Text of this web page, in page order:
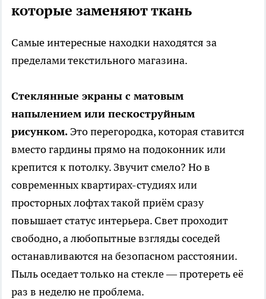
которые заменяют ткань
Самые интересные находки находятся за
пределами текстильного магазина.
Стеклянные экраны с матовым
напылением или пескоструйным
рисунком. Это перегородка, которая ставится
вместо гардины прямо на подоконник или
крепится к потолку. Звучит смело? Но в
современных квартирах-студиях или
просторных лофтах такой приём сразу
повышает статус интерьера. Свет проходит
свободно, а любопытные взгляды соседей
останавливаются на безопасном расстоянии.
Пыль оседает только на стекле — протереть её
раз в неделю не проблема.